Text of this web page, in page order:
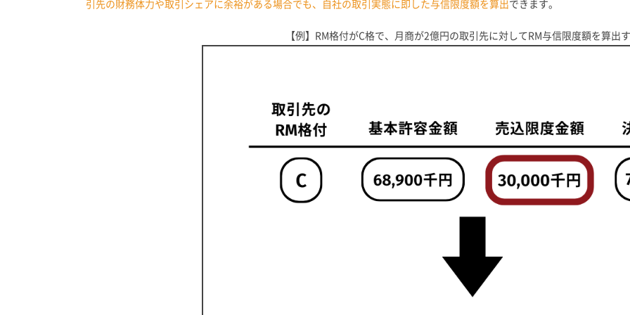
引先の財務体力や取引シェアに余裕がある場合でも、自社の取引実態に即した与信限度額を算出できます。
【例】RM格付がC格で、月商が2億円の取引先に対してRM与信限度額を算出